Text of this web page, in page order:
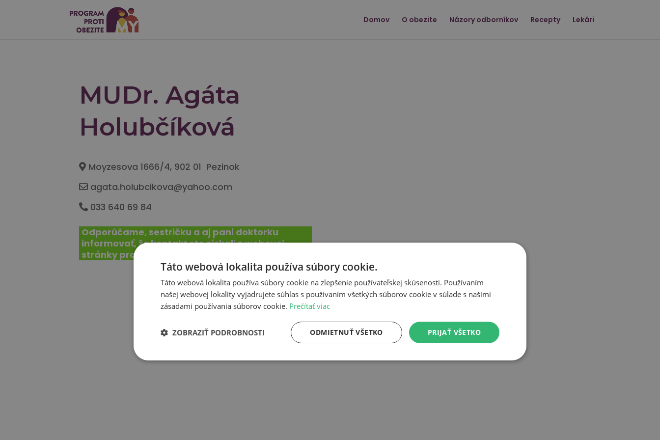
Domov O obezite Názory odborníkov Recepty Lekári
MUDr. Agáta
Holubčíková
Moyzesova 1666/4, 902 01 Pezinok
agata.holubcikova@yahoo.com
033 640 69 84
Odporúčame, sestričku a aj pani doktorku
informovať, že kontakt ste získali z webovej
stránky protiobezite.sk
Táto webová lokalita používa súbory cookie.
Táto webová lokalita používa súbory cookie na zlepšenie používateľskej skúsenosti. Používaním
našej webovej lokality vyjadrujete súhlas s používaním všetkých súborov cookie v súlade s našimi
zásadami používania súborov cookie. Prečítať viac
PRIJAŤ VŠETKO
ODMIETNUŤ VŠETKO
ZOBRAZIŤ PODROBNOSTI